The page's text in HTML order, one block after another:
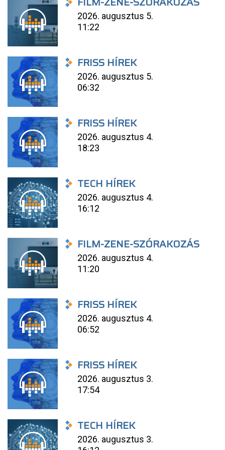
2026. augusztus 5.
11:22
FRISS HÍREK
2026. augusztus 5.
06:32
FRISS HÍREK
2026. augusztus 4.
18:23
TECH HÍREK
2026. augusztus 4.
16:12
FILM-ZENE-SZÓRAKOZÁS
2026. augusztus 4.
11:20
FRISS HÍREK
2026. augusztus 4.
06:52
FRISS HÍREK
2026. augusztus 3.
17:54
TECH HÍREK
2026. augusztus 3.